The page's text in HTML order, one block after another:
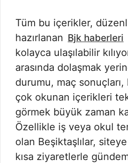
Tüm bu içerikler,
hazırlanan Bjk haberleri
kolayca ulaşılabilir
arasında dolaşmak
durumu, maç sonuçları,
çok okunan içerikleri
görmek büyük zaman
Özellikle iş veya okul
olan Beşiktaşlılar,
kısa ziyaretlerle